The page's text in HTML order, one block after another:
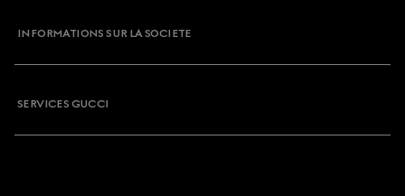
INFORMATIONS SUR LA SOCIETE
SERVICES GUCCI